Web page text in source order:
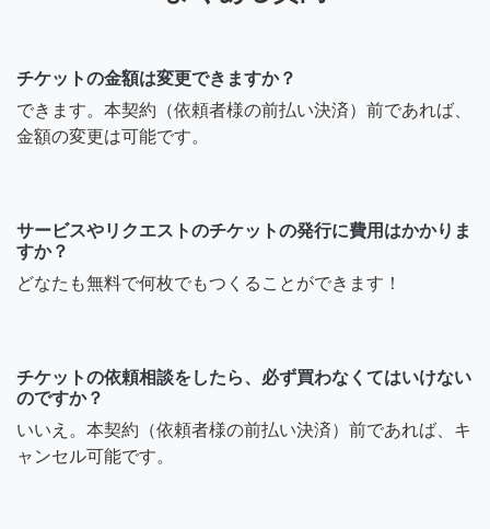
チケットの金額は変更できますか？
できます。本契約（依頼者様の前払い決済）前であれば、
金額の変更は可能です。
サービスやリクエストのチケットの発行に費用はかかりま
すか？
どなたも無料で何枚でもつくることができます！
チケットの依頼相談をしたら、必ず買わなくてはいけない
のですか？
いいえ。本契約（依頼者様の前払い決済）前であれば、キ
ャンセル可能です。